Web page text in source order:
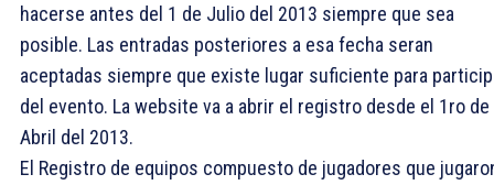
hacerse antes del 1 de Julio del 2013 siempre que sea
posible. Las entradas posteriores a esa fecha seran
aceptadas siempre que existe lugar suficiente para
del evento. La website va a abrir el registro desde el 1ro de
Abril del 2013.
El Registro de equipos compuesto de jugadores que